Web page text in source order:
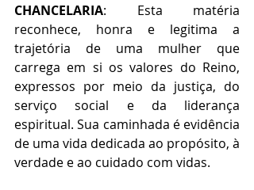
CHANCELARIA: Esta matéria
reconhece, honra e legitima a
trajetória de uma mulher que
carrega em si os valores do Reino,
expressos por meio da justiça, do
serviço social e da liderança
espiritual. Sua caminhada é evidência
de uma vida dedicada ao propósito, à
verdade e ao cuidado com vidas.